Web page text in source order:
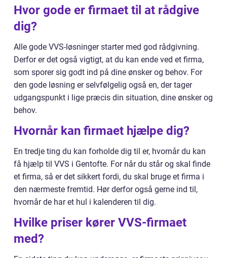
Hvor gode er firmaet til at rådgive
dig?
Alle gode VVS-løsninger starter med god rådgivning.
Derfor er det også vigtigt, at du kan ende ved et firma,
som sporer sig godt ind på dine ønsker og behov. For
den gode løsning er selvfølgelig også en, der tager
udgangspunkt i lige præcis din situation, dine ønsker og
behov.
Hvornår kan firmaet hjælpe dig?
En tredje ting du kan forholde dig til er, hvornår du kan
få hjælp til VVS i Gentofte. For når du står og skal finde
et firma, så er det sikkert fordi, du skal bruge et firma i
den nærmeste fremtid. Hør derfor også gerne ind til,
hvornår de har et hul i kalenderen til dig.
Hvilke priser kører VVS-firmaet
med?